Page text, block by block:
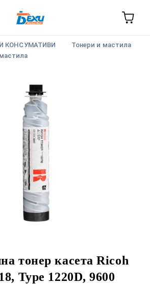
КОНСУМАТИВИ
Тонери и мастила
тонер касета Ricoh
Type 1220D, 9600